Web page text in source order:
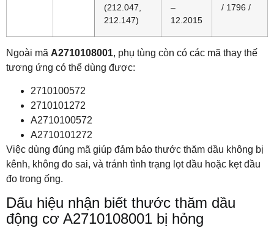
(212.047,
212.147)
–
12.2015
/ 1796 /
Ngoài mã A2710108001, phụ tùng còn có các mã thay thế
tương ứng có thể dùng được:
2710100572
2710101272
A2710100572
A2710101272
Việc dùng đúng mã giúp đảm bảo thước thăm dầu không bị
kênh, không đo sai, và tránh tình trạng lọt dầu hoặc kẹt đầu
đo trong ống.
Dấu hiệu nhận biết thước thăm dầu
động cơ A2710108001 bị hỏng